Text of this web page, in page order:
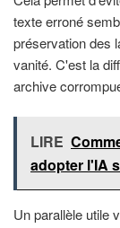
texte erroné
préservation des
vanité. C'est la
archive
LIRE
adopter l'IA
Un parallèle utile